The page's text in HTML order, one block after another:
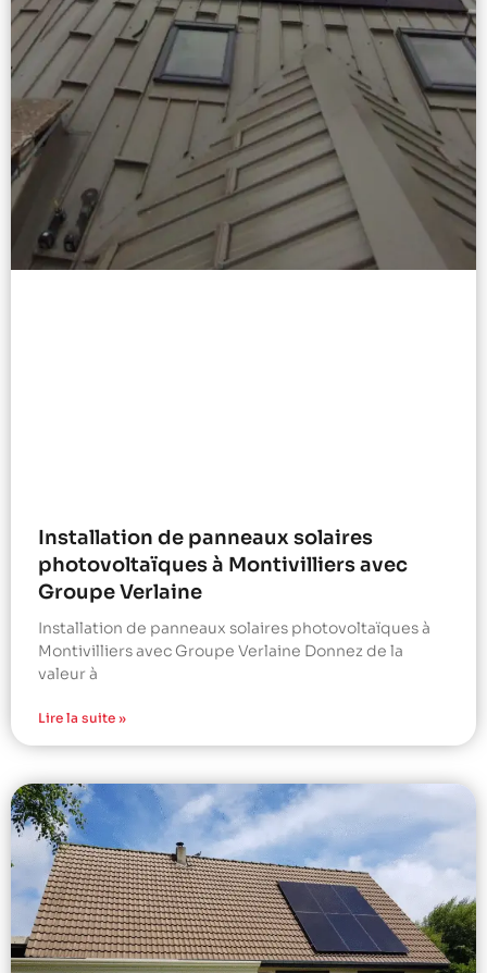
Installation de panneaux solaires
photovoltaïques à Montivilliers avec
Groupe Verlaine
Installation de panneaux solaires photovoltaïques à
Montivilliers avec Groupe Verlaine Donnez de la
valeur à
Lire la suite »